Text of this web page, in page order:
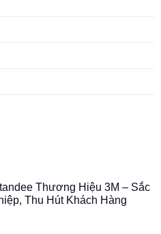
Thương Hiệu 3M – Sắc
Thu Hút Khách Hàng